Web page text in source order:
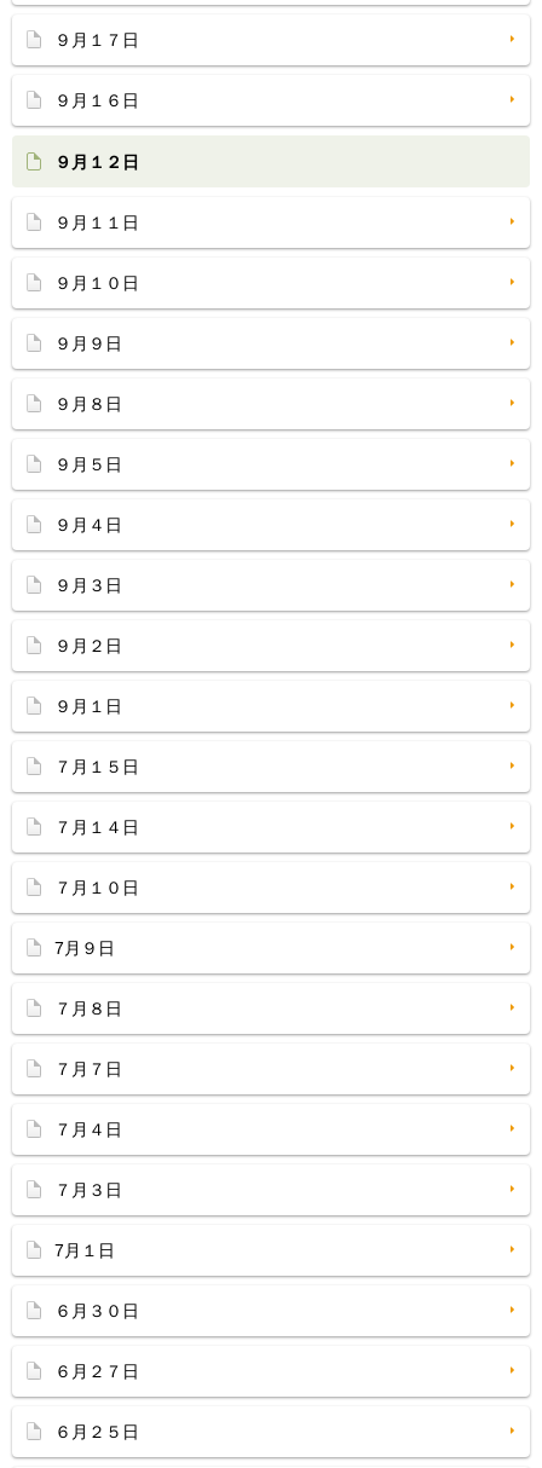
９月１７日
９月１６日
９月１２日
９月１１日
９月１０日
９月９日
９月８日
９月５日
９月４日
９月３日
９月２日
９月１日
７月１５日
７月１４日
７月１０日
7月９日
７月８日
７月７日
７月４日
７月３日
7月１日
６月３０日
６月２７日
６月２５日